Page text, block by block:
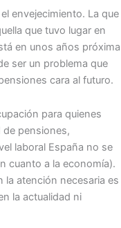
envejecimiento. La que
que tuvo lugar en
en unos años próxima
ser un problema que
cara al futuro.
para quienes
de pensiones,
laboral España no se
cuanto a la economía).
la atención necesaria es
la actualidad ni